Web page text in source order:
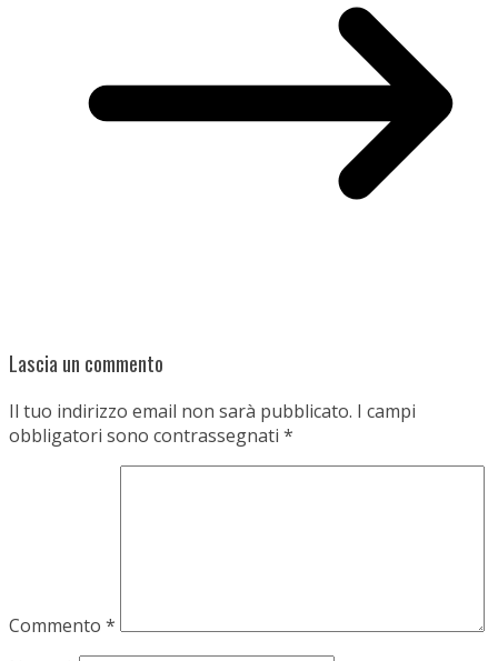
Lascia un commento
Il tuo indirizzo email non sarà pubblicato. I campi
obbligatori sono contrassegnati *
Commento *